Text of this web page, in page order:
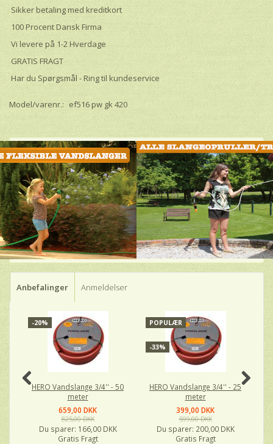
Sikker betaling med kreditkort
100 Procent Dansk Firma
Vi levere på 1-2 Hverdage
GRATIS FRAGT
Har du Spørgsmål - Ring til kundeservice
Model/varenr.: ef516 pw gk 420
Anbefalinger Anmeldelser
-20%
HERO Vandslange 3/4'' - 50
meter
659,00 DKK
825,00 DKK
Du sparer: 166,00 DKK
Gratis Fragt
POPULÆR
-33%
HERO Vandslange 3/4'' - 25
meter
399,00 DKK
599,00 DKK
Du sparer: 200,00 DKK
Gratis Fragt